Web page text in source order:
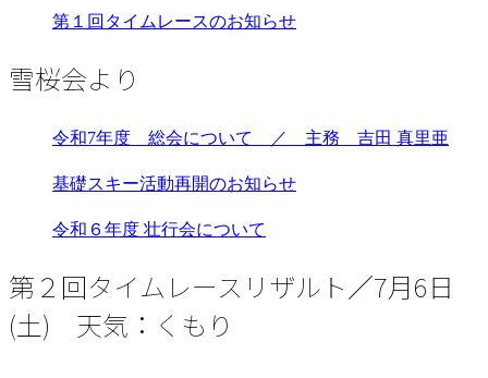
第１回タイムレースのお知らせ
雪桜会より
令和7年度 総会について ／ 主務 吉田 真里亜
基礎スキー活動再開のお知らせ
令和６年度 壮行会について
第２回タイムレースリザルト／7月6日
(土) 天気：くもり